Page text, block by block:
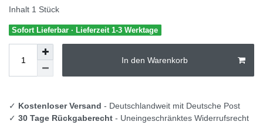
Inhalt 1 Stück
Sofort Lieferbar · Lieferzeit 1-3 Werktage
In den Warenkorb
✓ Kostenloser Versand - Deutschlandweit mit Deutsche Post
✓ 30 Tage Rückgaberecht - Uneingeschränktes Widerrufsrecht